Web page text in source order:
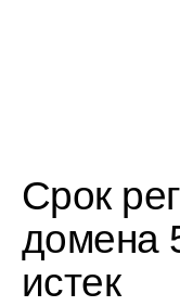
Срок
домена
истек